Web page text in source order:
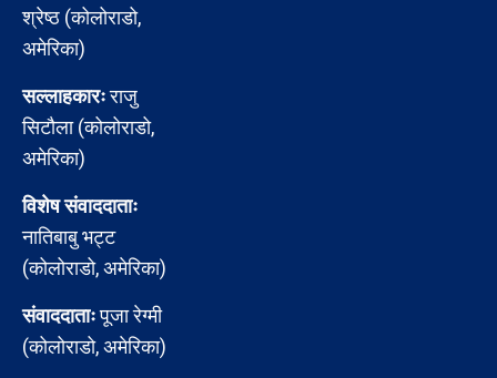
श्रेष्ठ (कोलोराडो,
अमेरिका)
सल्लाहकारःराजु
सिटौला (कोलोराडो,
अमेरिका)
विशेष संवाददाताः
नातिबाबु भट्ट
(कोलोराडो, अमेरिका)
संवाददाताःपूजा रेग्मी
(कोलोराडो, अमेरिका)